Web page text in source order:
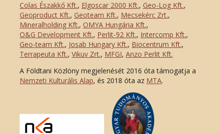
Colas Északkő Kft., Elgoscar 2000 Kft., Geo-Log Kft.,
Geoproduct Kft., Geoteam Kft., Mecsekérc Zrt.,
Mineralholding Kft., OMYA Hungária Kft.,
O&G Development Kft., Perlit-92 Kft., Intercomp Kft.,
Geo-team Kft., Josab Hungary Kft., Biocentrum Kft.,
Terrapeuta Kft., Vikuv Zrt., MFGI, Anzo Perlit Kft.
A Földtani Közlöny megjelenését 2016 óta támogatja a
Nemzeti Kulturális Alap, és 2018 óta az MTA.